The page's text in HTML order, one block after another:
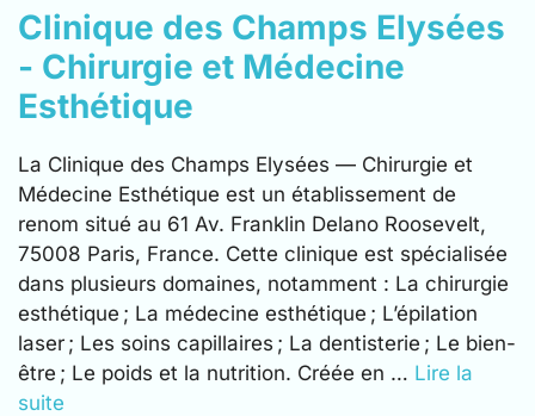
Clinique des Champs Elysées
- Chirurgie et Médecine
Esthétique
La Clinique des Champs Elysées — Chirurgie et
Médecine Esthétique est un établissement de
renom situé au 61 Av. Franklin Delano Roosevelt,
75008 Paris, France. Cette clinique est spécialisée
dans plusieurs domaines, notamment : La chirurgie
esthétique ; La médecine esthétique ; L’épilation
laser ; Les soins capillaires ; La dentisterie ; Le bien-
être ; Le poids et la nutrition. Créée en … Lire la
suite